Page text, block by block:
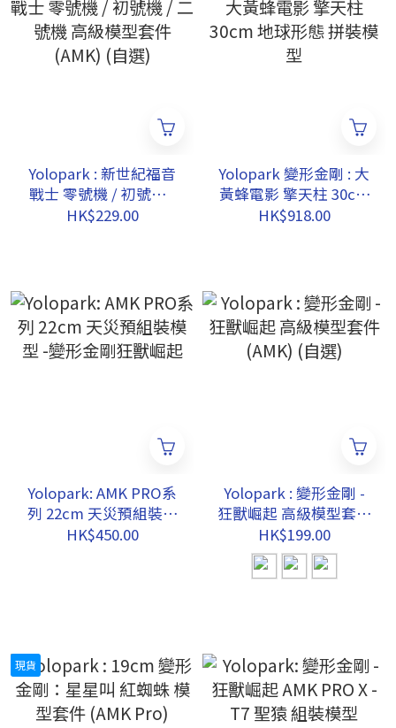
Yolopark : 新世紀福音
戰士 零號機 / 初號機 /
二號機 高級模型套件
HK$229.00
Yolopark 變形金剛 : 大
黃蜂電影 擎天柱 30cm
地球形態 拼裝模型
HK$918.00
Yolopark: AMK PRO系
列 22cm 天災預組裝模
型 -變形金剛狂獸崛起
HK$450.00
Yolopark : 變形金剛 -
狂獸崛起 高級模型套件
(AMK) (自選)
HK$199.00
現貨